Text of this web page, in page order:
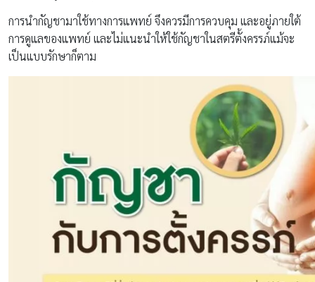
การนำกัญชามาใช้ทางการแพทย์ จึงควรมีการควบคุม และอยู่ภายใต้
การดูแลของแพทย์ และไม่แนะนำให้ใช้กัญชาในสตรีตั้งครรภ์แม้จะ
เป็นแบบรักษาก็ตาม